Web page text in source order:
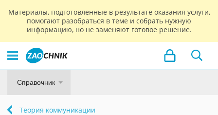
Материалы, подготовленные в результате оказания услуги,
помогают разобраться в теме и собрать нужную
информацию, но не заменяют готовое решение.
Справочник
Теория коммуникации